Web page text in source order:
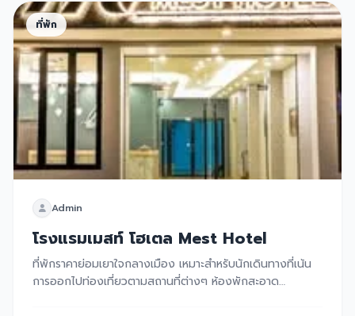
ที่พัก
Admin
โรงแรมเมสท์ โฮเตล Mest Hotel
ที่พักราคาย่อมเยาใจกลางเมือง เหมาะสำหรับนักเดินทางที่เน้น
การออกไปท่องเที่ยวตามสถานที่ต่างๆ ห้องพักสะอาด